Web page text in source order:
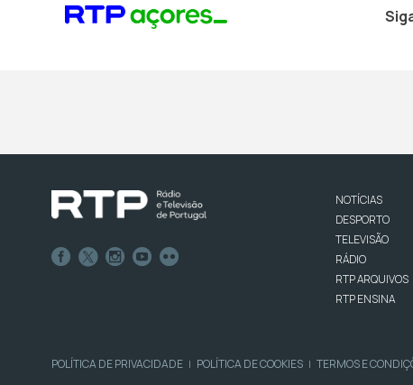
NOTÍCIAS
DESPORTO
TELEVISÃO
RÁDIO
RTP ARQUIVOS
RTP ENSINA
POLÍTICA DE PRIVACIDADE | POLÍTICA DE COOKIES | TERMOS E